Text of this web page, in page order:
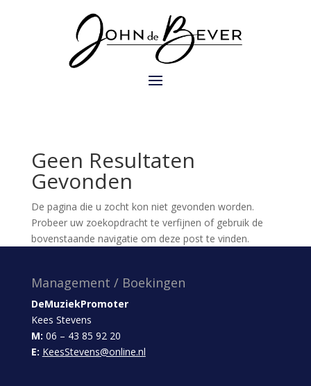
Geen Resultaten
Gevonden
De pagina die u zocht kon niet gevonden worden.
Probeer uw zoekopdracht te verfijnen of gebruik de
bovenstaande navigatie om deze post te vinden.
Management / Boekingen
DeMuziekPromoter
Kees Stevens
M: 06 – 43 85 92 20
E: KeesStevens@online.nl